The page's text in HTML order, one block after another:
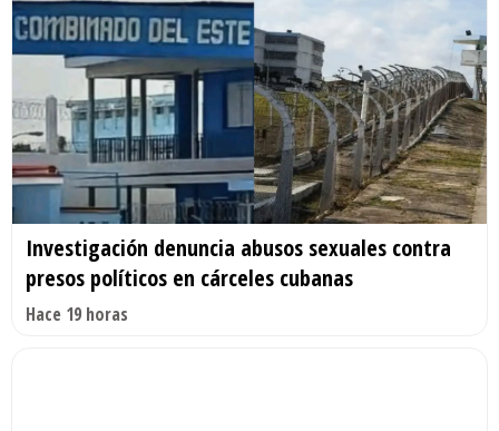
Investigación denuncia abusos sexuales contra
presos políticos en cárceles cubanas
Hace 19 horas